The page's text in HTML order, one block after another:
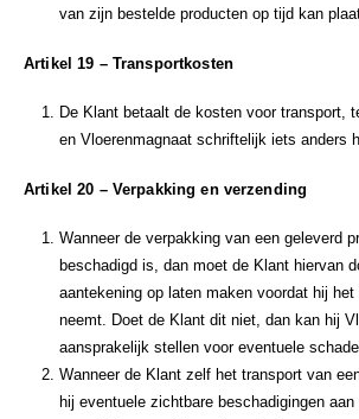
van zijn bestelde producten op tijd kan
Artikel 19 – Transportkosten
De Klant betaalt de kosten voor transport,
en Vloerenmagnaat schriftelijk iets anders
Artikel 20 – Verpakking en verzending
Wanneer de verpakking van een geleverd
beschadigd is, dan moet de Klant hiervan
aantekening op laten maken voordat hij
neemt. Doet de Klant dit niet, dan kan hij
aansprakelijk stellen voor eventuele
Wanneer de Klant zelf het transport van
hij eventuele zichtbare beschadigingen